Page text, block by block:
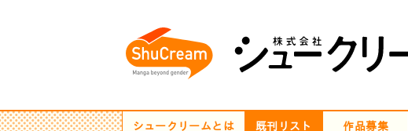
シュークリームとは 既刊リスト 作品募集